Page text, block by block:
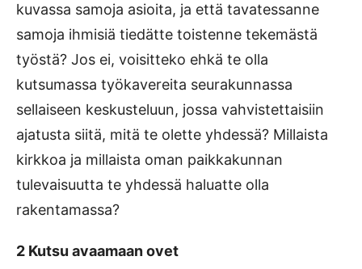
kuvassa samoja asioita, ja että tavatessanne
samoja ihmisiä tiedätte toistenne tekemästä
työstä? Jos ei, voisitteko ehkä te olla
kutsumassa työkavereita seurakunnassa
sellaiseen keskusteluun, jossa vahvistettaisiin
ajatusta siitä, mitä te olette yhdessä? Millaista
kirkkoa ja millaista oman paikkakunnan
tulevaisuutta te yhdessä haluatte olla
rakentamassa?
2 Kutsu avaamaan ovet